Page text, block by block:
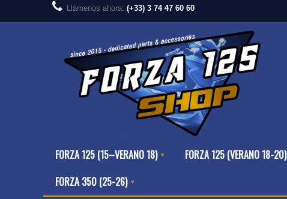
Llámenos ahora: (+33) 3 74 47 60 60
FORZA 125 (15–VERANO 18) FORZA 125 (VERANO 18-20)
FORZA 350 (25-26)